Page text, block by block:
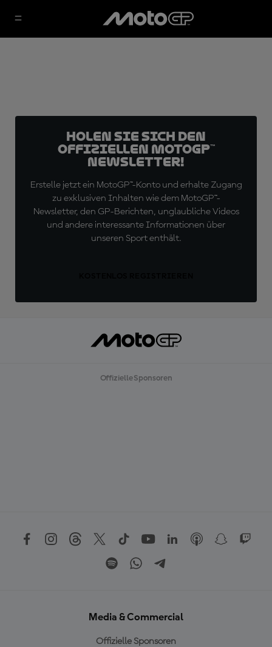
Holen Sie sich den
offiziellen MotoGP™
Newsletter!
Erstelle jetzt ein MotoGP™-Konto und erhalte Zugang
zu exklusiven Inhalten wie dem MotoGP™-
Newsletter, den GP-Berichten, unglaubliche Videos
und andere interessante Informationen über
unseren Sport enthält.
Offizielle Sponsoren
Media & Commercial
Offizielle Sponsoren